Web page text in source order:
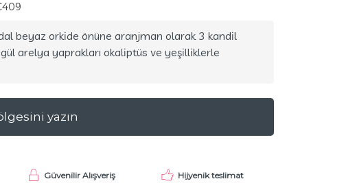
beyaz orkide önüne aranjman olarak 3 kandil
arelya yaprakları okaliptüs ve yeşilliklerle
Güvenilir Alışveriş Hijyenik teslimat